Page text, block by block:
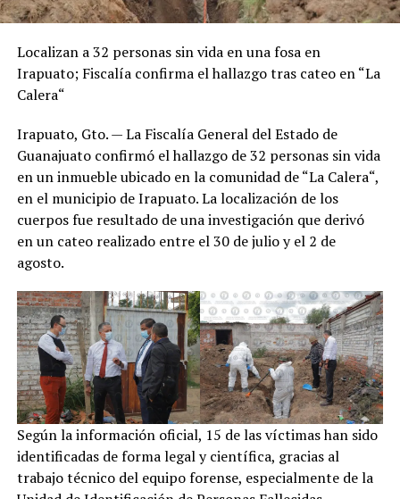
Localizan a 32 personas sin vida en una fosa en
Irapuato; Fiscalía confirma el hallazgo tras cateo en “La
Calera“
Irapuato, Gto. — La Fiscalía General del Estado de
Guanajuato confirmó el hallazgo de 32 personas sin vida
en un inmueble ubicado en la comunidad de “La Calera“,
en el municipio de Irapuato. La localización de los
cuerpos fue resultado de una investigación que derivó
en un cateo realizado entre el 30 de julio y el 2 de
agosto.
Según la información oficial, 15 de las víctimas han sido
identificadas de forma legal y científica, gracias al
trabajo técnico del equipo forense, especialmente de la